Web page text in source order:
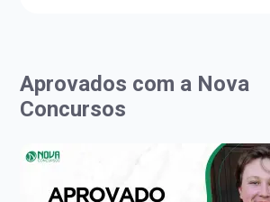
Aprovados com a Nova
Concursos